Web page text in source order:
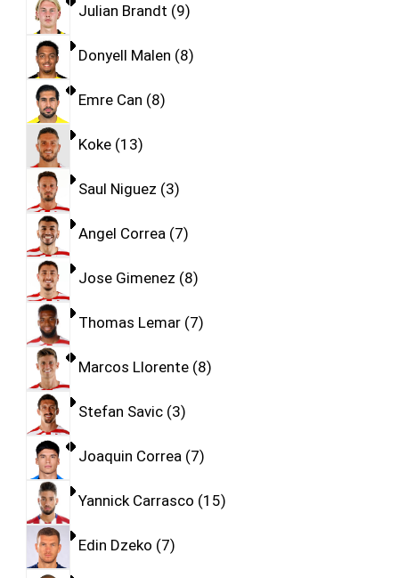
Julian Brandt 9
Donyell Malen 8
Emre Can 8
Koke 13
Saul Niguez 3
Angel Correa 7
Jose Gimenez 8
Thomas Lemar 7
Marcos Llorente 8
Stefan Savic 3
Joaquin Correa 7
Yannick Carrasco 15
Edin Dzeko 7